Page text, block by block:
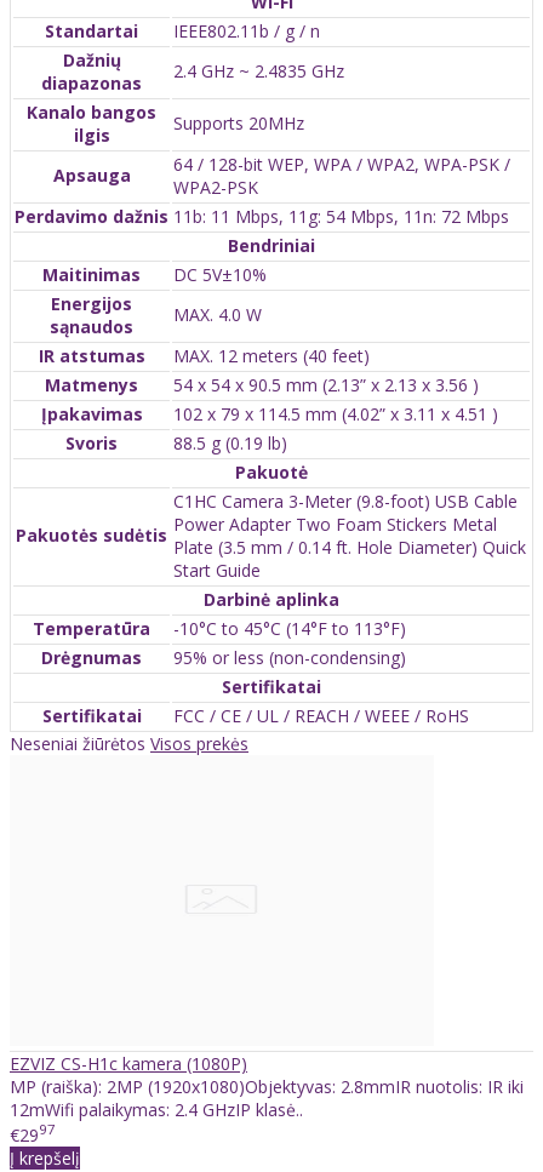
Standartai
IEEE802.11b / g / n
Dažnių
diapazonas
2.4 GHz ~ 2.4835 GHz
Kanalo bangos
ilgis
Supports 20MHz
Apsauga
64 / 128-bit WEP, WPA / WPA2, WPA-PSK /
WPA2-PSK
Perdavimo dažnis 11b: 11 Mbps, 11g: 54 Mbps, 11n: 72 Mbps
Bendriniai
Maitinimas
DC 5V±10%
Energijos
sąnaudos
MAX. 4.0 W
IR atstumas
MAX. 12 meters (40 feet)
Matmenys
54 x 54 x 90.5 mm (2.13” x 2.13 x 3.56 )
Įpakavimas
102 x 79 x 114.5 mm (4.02” x 3.11 x 4.51 )
Svoris
88.5 g (0.19 lb)
Pakuotė
Pakuotės sudėtis
C1HC Camera 3-Meter (9.8-foot) USB Cable
Power Adapter Two Foam Stickers Metal
Plate (3.5 mm / 0.14 ft. Hole Diameter) Quick
Start Guide
Darbinė aplinka
Temperatūra
-10°C to 45°C (14°F to 113°F)
Drėgnumas
95% or less (non-condensing)
Sertifikatai
Sertifikatai
FCC / CE / UL / REACH / WEEE / RoHS
Neseniai žiūrėtos Visos prekės
EZVIZ CS-H1c kamera (1080P)
MP (raiška): 2MP (1920x1080)Objektyvas: 2.8mmIR nuotolis: IR iki
12mWifi palaikymas: 2.4 GHzIP klasė..
€2997
Į krepšelį